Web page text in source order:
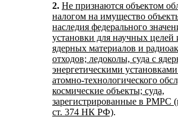
2. Не признаются объектом
налогом на имущество
наследия федерального
установки для научных
ядерных материалов и
отходов; ледоколы, суда с
энергетическими
атомно-технологического
космические объекты; суда,
зарегистрированные в РМРС
ст. 374 НК РФ).